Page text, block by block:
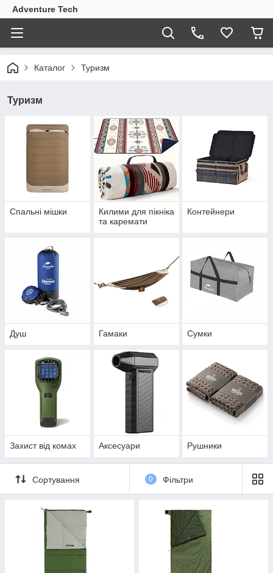
Adventure Tech
Каталог Туризм
Туризм
Спальні мішки
Килими для пікніка
та каремати
Контейнери
Душ Гамаки Сумки
Захист від комах Аксесуари Рушники
Сортування 0 Фільтри